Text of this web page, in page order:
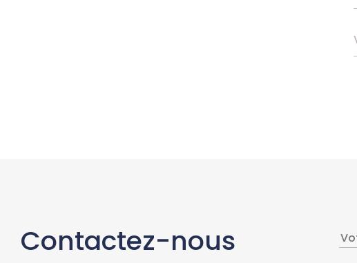
Contactez-nous